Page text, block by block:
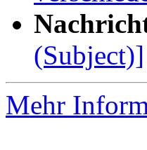
(Subject)]
Mehr